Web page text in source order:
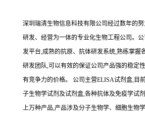
深圳瑞清生物信息科技有限公司经过数年的
研发、经营为一体的专业化生物工程公司。
发平台,成熟的抗原、抗体研发系统,熟练掌握
研发团队,可以有效的保证公司产品强的稳定
有竞争力的价格。
公司主营ELISA试剂盒,目
子生物学试剂及试剂盒,各种抗体及免疫学试
上万种产品,产品涉及分子生物学、细胞生物